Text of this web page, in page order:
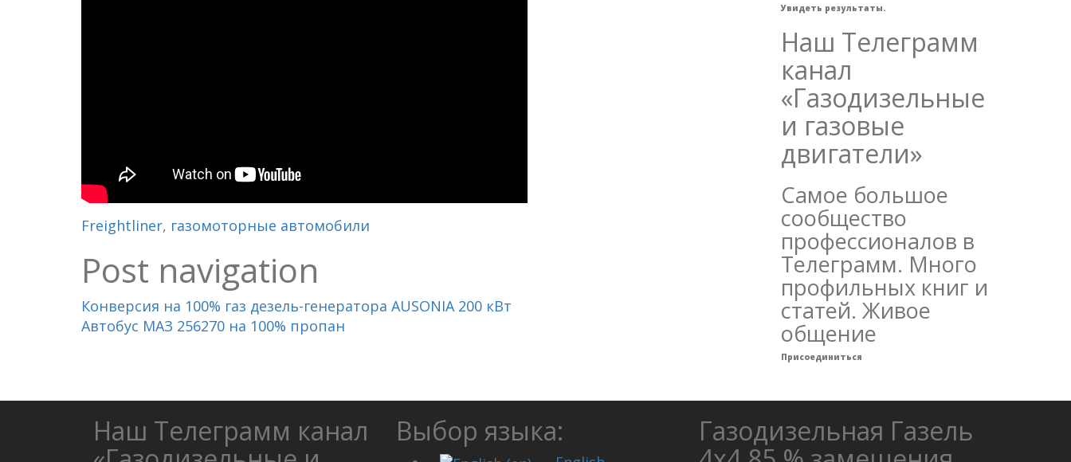
Freightliner, газомоторные автомобили
Post navigation
Конверсия на 100% газ дезель-генератора AUSONIA 200 кВт
Автобус МАЗ 256270 на 100% пропан
Увидеть результаты.
Наш Телеграмм
канал
«Газодизельные
и газовые
двигатели»
Самое большое
сообщество
профессионалов в
Телеграмм. Много
профильных книг и
статей. Живое
общение
Присоединиться
Наш Телеграмм канал
Выбор языка:
Газодизельная Газель